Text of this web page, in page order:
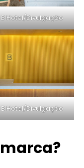
B Hotel/Divulgação
B Hotel/Divulgação
marca?